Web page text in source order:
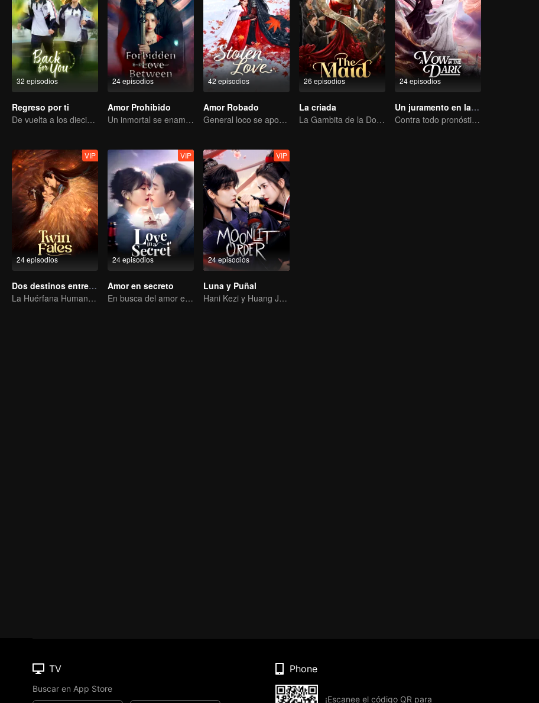
32 episodios
Regreso por ti
De vuelta a los dieciocho, para salvar a su musa blanca de luna
24 episodios
Amor Prohibido
Un inmortal se enamora de una bruja
42 episodios
Amor Robado
General loco se apodera de su esposa por amor
26 episodios
La criada
La Gambita de la Doncella Deshonrada
24 episodios
Un juramento en la oscuridad
Contra todo pronóstico: El amor mortal del Señor Demonio
24 episodios
VIP
Dos destinos entrelazados
La Huérfana Humana se Ofrece para Vincularse con la Bestia Divina
24 episodios
VIP
Amor en secreto
En busca del amor entre el destino y la emoción
24 episodios
VIP
Luna y Puñal
Hani Kezi y Huang Junjie en la Red de Intrigas
TV
Buscar en App Store
Phone
¡Escanee el código QR para